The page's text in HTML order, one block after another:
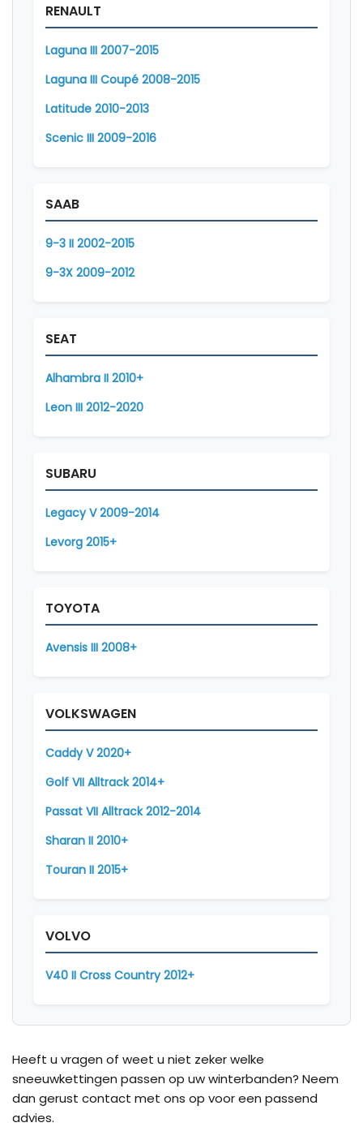
RENAULT
Laguna III 2007-2015
Laguna III Coupé 2008-2015
Latitude 2010-2013
Scenic III 2009-2016
SAAB
9-3 II 2002-2015
9-3X 2009-2012
SEAT
Alhambra II 2010+
Leon III 2012-2020
SUBARU
Legacy V 2009-2014
Levorg 2015+
TOYOTA
Avensis III 2008+
VOLKSWAGEN
Caddy V 2020+
Golf VII Alltrack 2014+
Passat VII Alltrack 2012-2014
Sharan II 2010+
Touran II 2015+
VOLVO
V40 II Cross Country 2012+
Heeft u vragen of weet u niet zeker welke
sneeuwkettingen passen op uw winterbanden? Neem
dan gerust contact met ons op voor een passend
advies.